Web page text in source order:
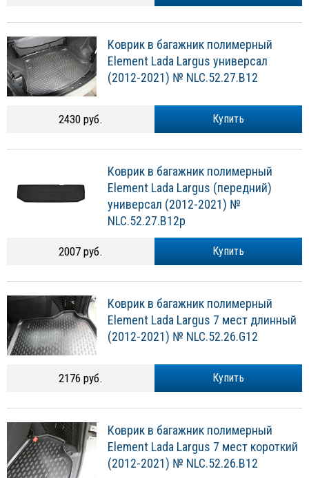
Коврик в багажник полимерный
Element Lada Largus универсал
(2012-2021) № NLC.52.27.B12
Купить
2430 руб.
Коврик в багажник полимерный
Element Lada Largus (передний)
универсал (2012-2021) №
NLC.52.27.B12p
Купить
2007 руб.
Коврик в багажник полимерный
Element Lada Largus 7 мест длинный
(2012-2021) № NLC.52.26.G12
Купить
2176 руб.
Коврик в багажник полимерный
Element Lada Largus 7 мест короткий
(2012-2021) № NLC.52.26.B12